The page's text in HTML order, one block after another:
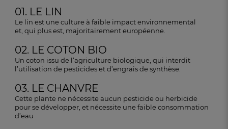
01. LE LIN
Le lin est une culture à faible impact environnemental
et, qui plus est, majoritairement européenne.
02. LE COTON BIO
Un coton issu de l’agriculture biologique, qui interdit
l’utilisation de pesticides et d’engrais de synthèse.
03. LE CHANVRE
Cette plante ne nécessite aucun pesticide ou herbicide
pour se développer, et nécessite une faibleconsommation
d’eau